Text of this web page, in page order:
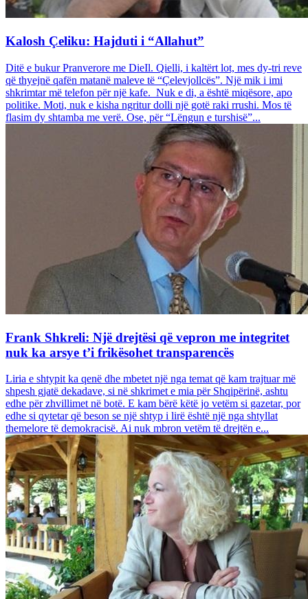
Kalosh Çeliku: Hajduti i “Allahut”
Ditë e bukur Pranverore me DieIl. Qielli, i kaltërt lot, mes dy-tri reve
që thyejnë qafën matanë maleve të “Çelevjollcës”. Një mik i imi
shkrimtar më telefon për një kafe. Nuk e di, a është miqësore, apo
politike. Moti, nuk e kisha ngritur dolli një gotë raki rrushi. Mos të
flasim dy shtamba me verë. Ose, për “Lëngun e turshisë”...
Frank Shkreli: Një drejtësi që vepron me integritet
nuk ka arsye t’i frikësohet transparencës
Liria e shtypit ka qenë dhe mbetet një nga temat që kam trajtuar më
shpesh gjatë dekadave, si në shkrimet e mia për Shqipërinë, ashtu
edhe për zhvillimet në botë. E kam bërë këtë jo vetëm si gazetar, por
edhe si qytetar që beson se një shtyp i lirë është një nga shtyllat
themelore të demokracisë. Ai nuk mbron vetëm të drejtën e...